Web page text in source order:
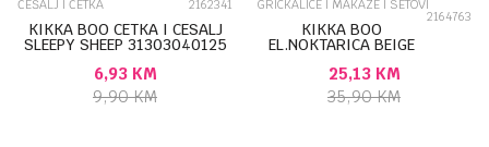
ČEŠALJ I ČETKA 2162341
KIKKA BOO CETKA I CESALJ
SLEEPY SHEEP 31303040125
6,93 KM
9,90KM
GRICKALICE I MAKAZE I SETOVI
2164763
KIKKA BOO
EL.NOKTARICA BEIGE
25,13 KM
35,90KM